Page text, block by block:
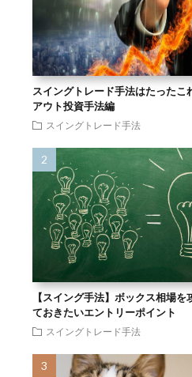
スイングトレード手法はたったこ
アウト投資手法編
スイングトレード手法
【スイング手法】ボックス相場を
ておきたいエントリーポイント
スイングトレード手法